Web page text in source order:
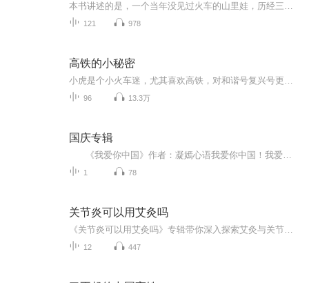
121 978
高铁的小秘密
96 13.3万
国庆专辑
1 78
关节炎可以用艾灸吗
12 447